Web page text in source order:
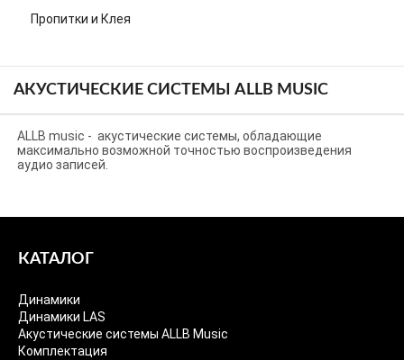
Пропитки и Клея
АКУСТИЧЕСКИЕ СИСТЕМЫ ALLB MUSIC
ALLB music - акустические системы, обладающие
максимально возможной точностью воспроизведения
аудио записей.
КАТАЛОГ
Динамики
Динамики LAS
Акустические системы ALLB Music
Комплектация